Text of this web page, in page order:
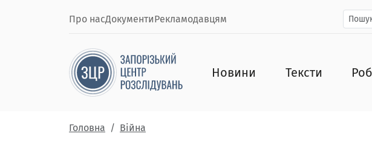
Про насДокументиРекламодавцям
Новини Тексти
Головна Війна